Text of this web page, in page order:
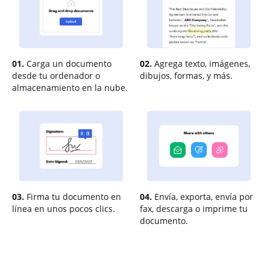
01. Carga un documento
desde tu ordenador o
almacenamiento en la nube.
02. Agrega texto, imágenes,
dibujos, formas, y más.
03. Firma tu documento en
línea en unos pocos clics.
04. Envía, exporta, envía por
fax, descarga o imprime tu
documento.